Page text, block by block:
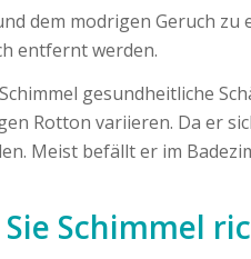
dem modrigen Geruch
entfernt werden.
gesundheitliche
Rotton variieren. Da er
Meist befällt er im
Schimmel